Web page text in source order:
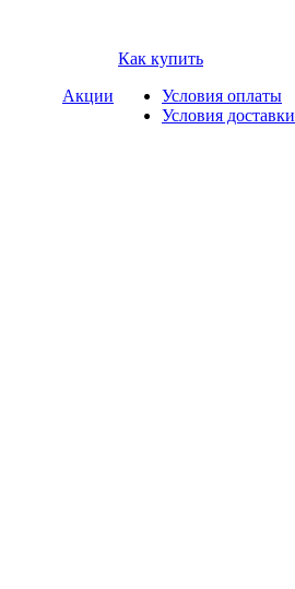
Акции
Как купить
Условия оплаты
Условия доставки